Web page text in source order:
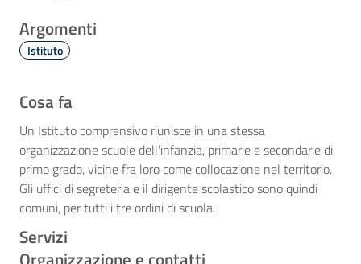
Argomenti
Istituto
Cosa fa
Un Istituto comprensivo riunisce in una stessa
organizzazione scuole dell’infanzia, primarie e secondarie di
primo grado, vicine fra loro come collocazione nel territorio.
Gli uffici di segreteria e il dirigente scolastico sono quindi
comuni, per tutti i tre ordini di scuola.
Servizi